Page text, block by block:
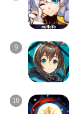
9
10